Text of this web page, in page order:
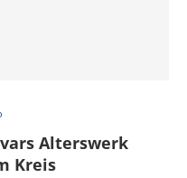
Alterswerk
Kreis